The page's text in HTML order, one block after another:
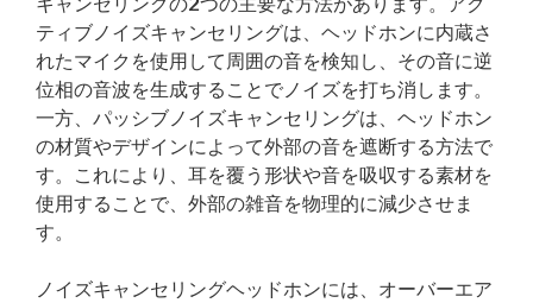
ティブノイズキャンセリングは、ヘッドホンに内蔵さ
れたマイクを使用して周囲の音を検知し、その音に逆
位相の音波を生成することでノイズを打ち消します。
一方、パッシブノイズキャンセリングは、ヘッドホン
の材質やデザインによって外部の音を遮断する方法で
す。これにより、耳を覆う形状や音を吸収する素材を
使用することで、外部の雑音を物理的に減少させま
す。
ノイズキャンセリングヘッドホンには、オーバーエア